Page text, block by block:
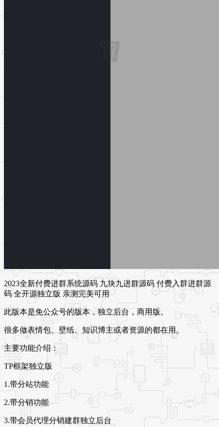
2023全新付费进群系统源码 九块九进群源码 付费入群进群源
码 全开源独立版 亲测完美可用
此版本是免公众号的版本，独立后台，商用版。
很多做表情包、壁纸、知识博主或者资源的都在用。
主要功能介绍：
TP框架独立版
1.带分站功能
2.带分销功能
3.带会员代理分销建群独立后台